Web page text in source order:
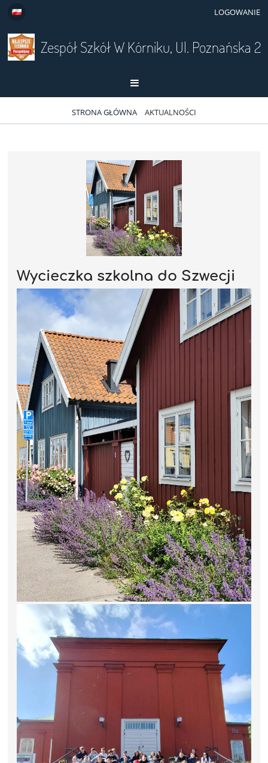
LOGOWANIE
Zespół Szkół W Kórniku, Ul. Poznańska 2
STRONA GŁÓWNA AKTUALNOŚCI
Aktualności
Wycieczka szkolna do Szwecji